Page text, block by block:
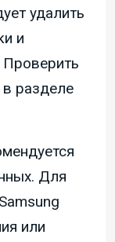
удалить
и
разделе
Для
или